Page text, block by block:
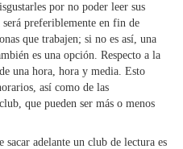
por no poder leer sus
preferiblemente en fin de
que trabajen; si no es así, una
es una opción. Respecto a la
una hora, hora y media. Esto
así como de las
que pueden ser más o menos
adelante un club de lectura es